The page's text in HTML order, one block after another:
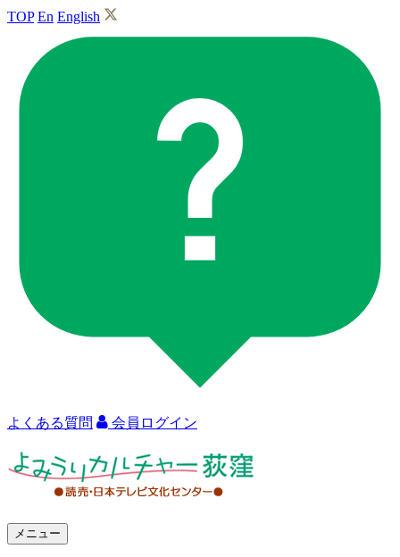
TOP En English
よくある質問 会員ログイン
メニュー